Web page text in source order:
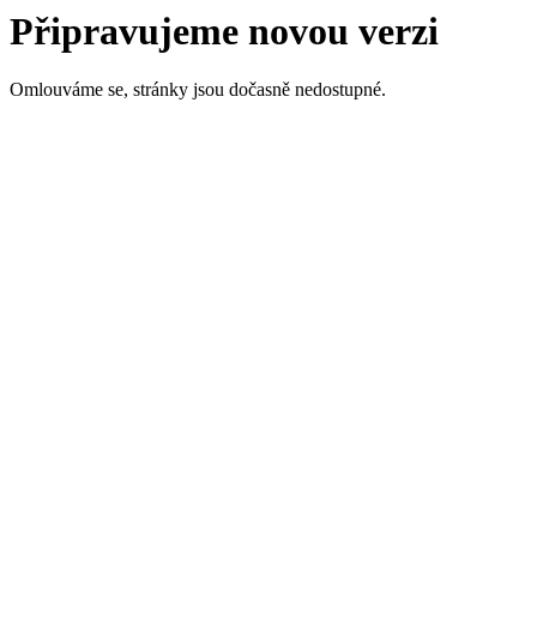
Připravujeme novou verzi
Omlouváme se, stránky jsou dočasně nedostupné.